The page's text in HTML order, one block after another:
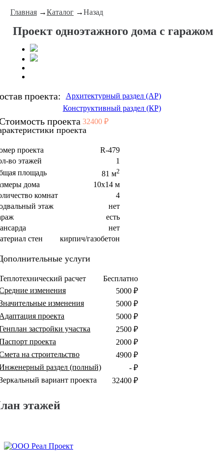
Главная→Каталог→Назад
Проект одноэтажного дома с гаражом
проекта:
Архитектурный раздел (АР)
Конструктивный раздел (КР)
проекта 32400 ₽
проекта
проекта
R-479
во этажей
1
площадь
81 м2
дома
10x14 м
комнат
4
этаж
нет
есть
нет
стен
кирпич/газобетон
услуги
расчет
Бесплатно
изменения
5000 ₽
изменения
5000 ₽
проекта
5000 ₽
застройки участка
2500 ₽
проекта
2000 ₽
на строительство
4900 ₽
раздел (полный)
- ₽
вариант проекта
32400 ₽
этажей